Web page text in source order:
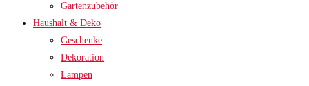
Gartenzubehör
Haushalt & Deko
Geschenke
Dekoration
Lampen